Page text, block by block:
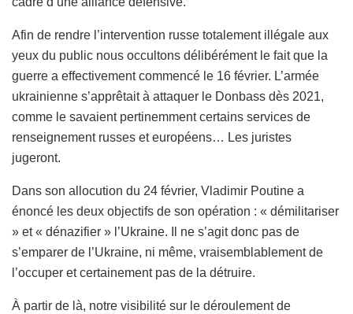
Afin de rendre l’intervention russe totalement illégale aux
yeux du public nous occultons délibérément le fait que la
guerre a effectivement commencé le 16 février. L’armée
ukrainienne s’apprêtait à attaquer le Donbass dès 2021,
comme le savaient pertinemment certains services de
renseignement russes et européens… Les juristes
jugeront.
Dans son allocution du 24 février, Vladimir Poutine a
énoncé les deux objectifs de son opération : « démilitariser
» et « dénazifier » l’Ukraine. Il ne s’agit donc pas de
s’emparer de l’Ukraine, ni même, vraisemblablement de
l’occuper et certainement pas de la détruire.
À partir de là, notre visibilité sur le déroulement de